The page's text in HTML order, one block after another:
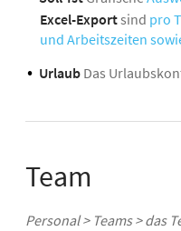
Excel-Exportsind pro
und Arbeitszeiten
Urlaub Das
Team
Personal > Teams > das